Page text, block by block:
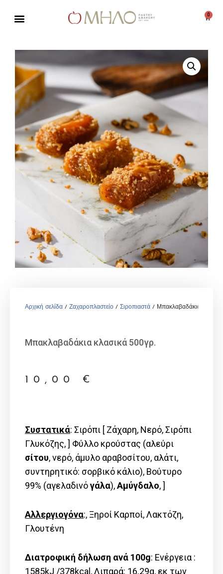
περιεχόμενο
0
Αρχική σελίδα / Ζαχαροπλαστείο / Σιροπιαστά / Μπακλαβαδάκια
Μπακλαβαδάκια κλασικά 500γρ.
10,00 €
Συστατικά: Σιρόπι [ Ζάχαρη, Νερό, Σιρόπι
Γλυκόζης, ] Φύλλο κρούστας (αλεύρι
σίτου, νερό, άμυλο αραβοσίτου, αλάτι,
συντηρητικό: σορβικό κάλιο), Βούτυρο
99% (αγελαδινόγάλα),Αμύγδαλο, ]
Αλλεργιογόνα:, Ξηροί Καρποί, Λακτόζη,
Γλουτένη
Διατροφική δήλωση ανά 100g: Ενέργεια :
1585kJ /378kcal, Λιπαρά: 16.29g, εκ των